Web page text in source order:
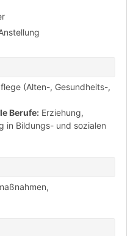
(Alten-, Gesundheits-,
Berufe: Erziehung,
in Bildungs- und sozialen
,